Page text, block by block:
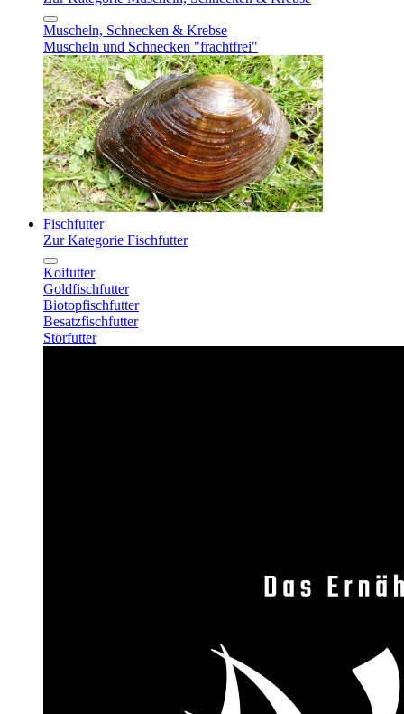
Muscheln, Schnecken & Krebse
Muscheln und Schnecken "frachtfrei"
Fischfutter
Zur Kategorie Fischfutter
Koifutter
Goldfischfutter
Biotopfischfutter
Besatzfischfutter
Störfutter